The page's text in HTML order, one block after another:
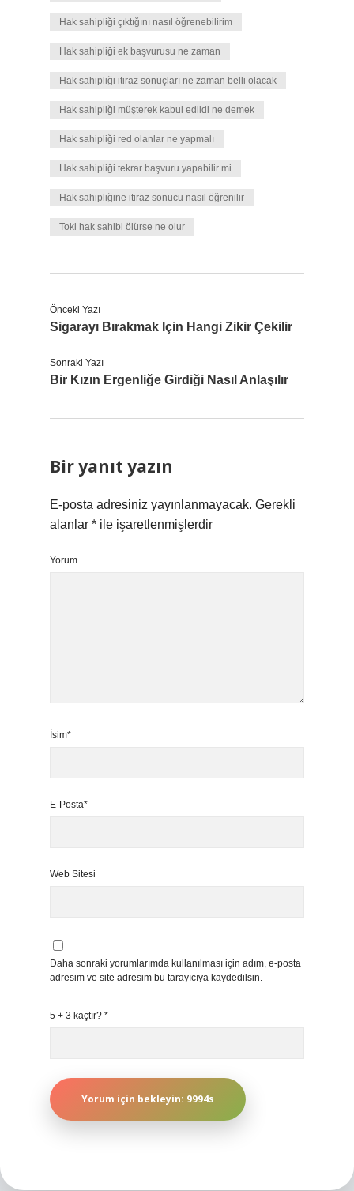
Hak sahipliği çıktığını nasıl öğrenebilirim
Hak sahipliği ek başvurusu ne zaman
Hak sahipliği itiraz sonuçları ne zaman belli olacak
Hak sahipliği müşterek kabul edildi ne demek
Hak sahipliği red olanlar ne yapmalı
Hak sahipliği tekrar başvuru yapabilir mi
Hak sahipliğine itiraz sonucu nasıl öğrenilir
Toki hak sahibi ölürse ne olur
Önceki Yazı
Sigarayı Bırakmak Için Hangi Zikir Çekilir
Sonraki Yazı
Bir Kızın Ergenliğe Girdiği Nasıl Anlaşılır
Bir yanıt yazın
E-posta adresiniz yayınlanmayacak. Gerekli
alanlar * ile işaretlenmişlerdir
Yorum
İsim*
E-Posta*
Web Sitesi
Daha sonraki yorumlarımda kullanılması için adım, e-posta
adresim ve site adresim bu tarayıcıya kaydedilsin.
5 + 3 kaçtır? *